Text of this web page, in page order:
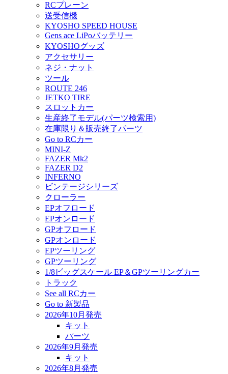
RCプレーン
送受信機
KYOSHO SPEED HOUSE
Gens ace LiPoバッテリー
KYOSHOグッズ
アクセサリー
ネジ・ナット
ツール
ROUTE 246
JETKO TIRE
スロットカー
生産終了モデル(パーツ検索用)
在庫限り＆販売終了パーツ
Go to RCカー
MINI-Z
FAZER Mk2
FAZER D2
INFERNO
ビンテージシリーズ
クローラー
EPオフロード
EPオンロード
GPオフロード
GPオンロード
EPツーリング
GPツーリング
1/8ビッグスケール EP＆GPツーリングカー
トラック
See all RCカー
Go to 新製品
2026年10月発売
キット
パーツ
2026年9月発売
キット
2026年8月発売